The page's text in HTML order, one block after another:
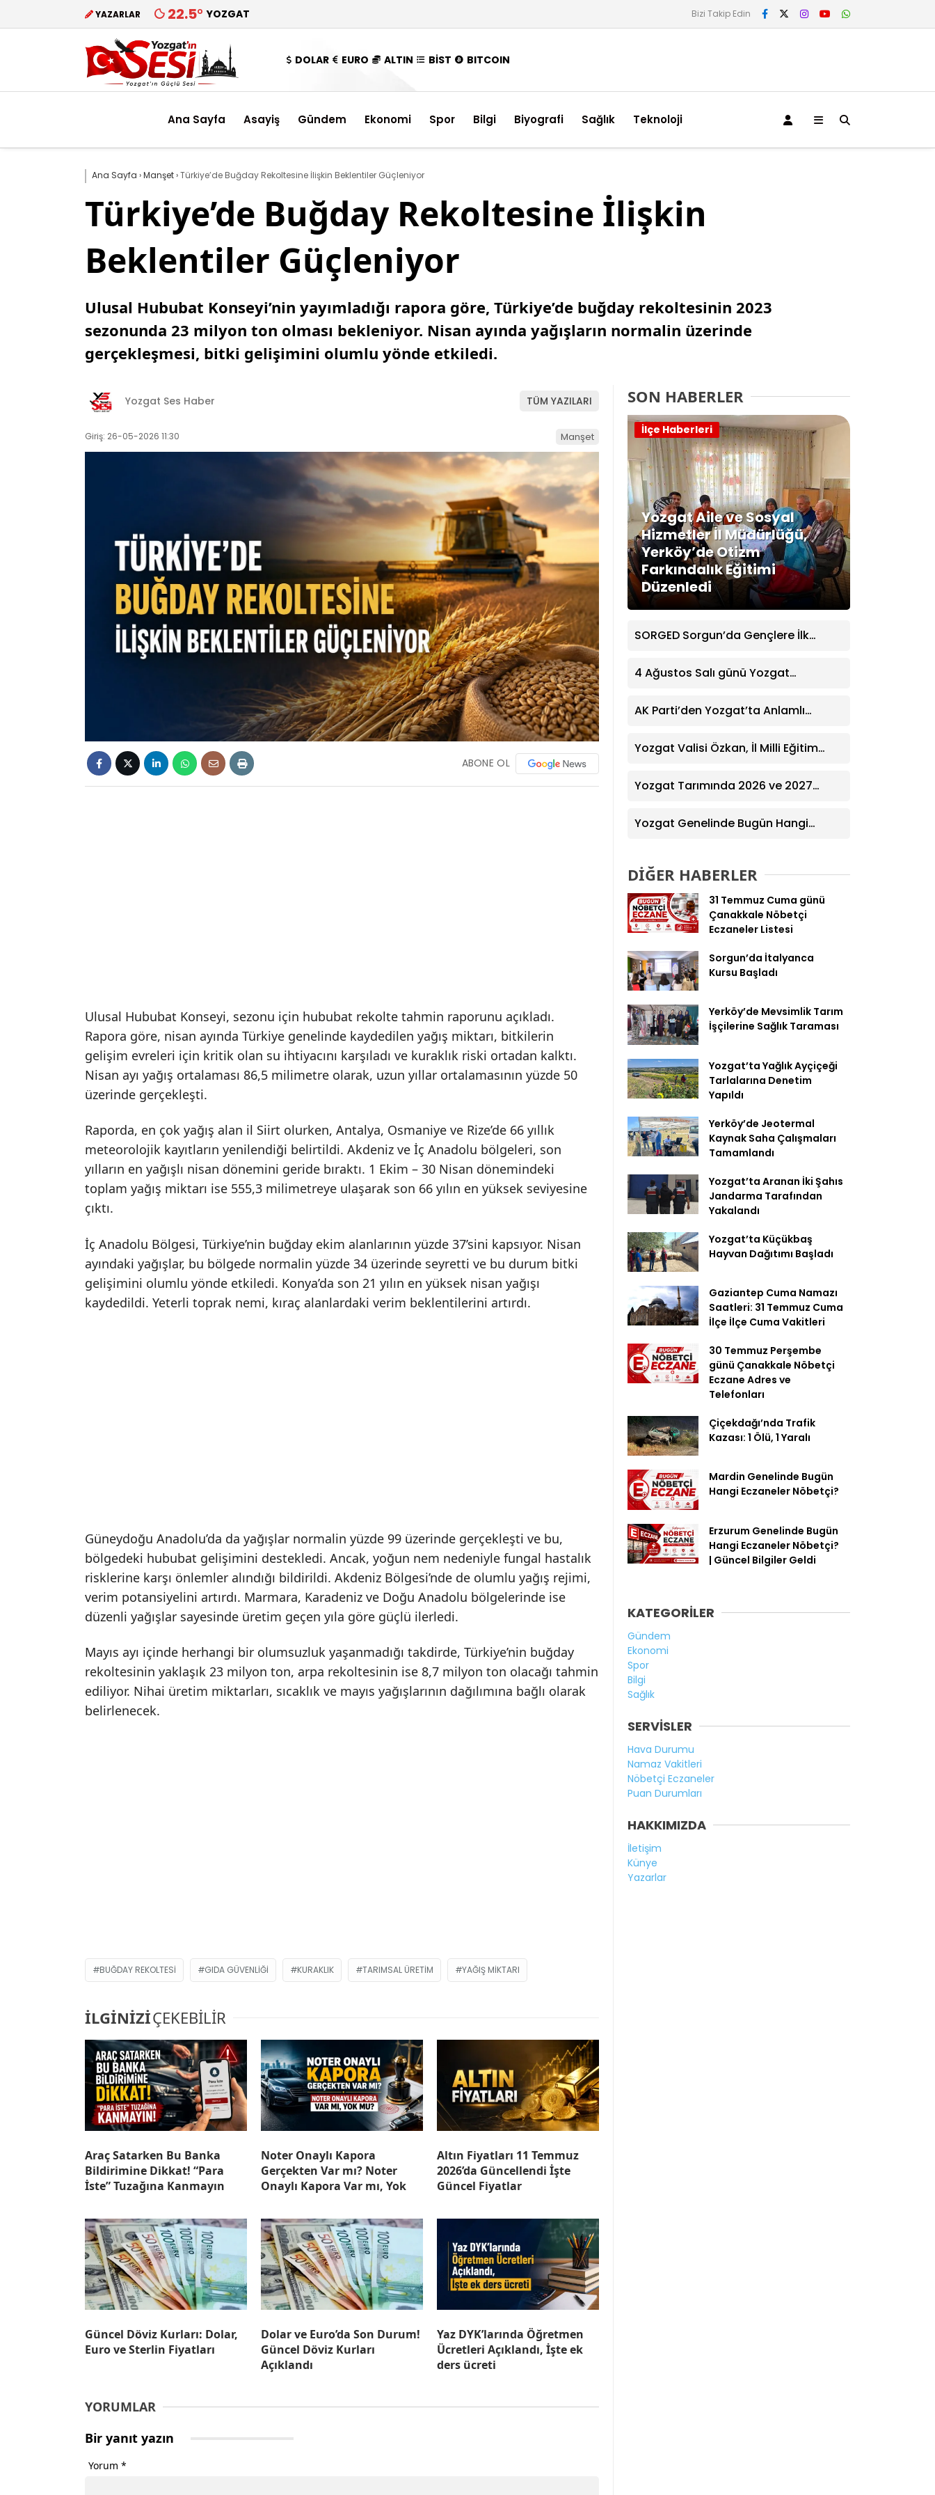
YAZARLAR 22.5° YOZGAT Bizi Takip Edin
DOLAR EURO ALTIN BİST BITCOIN
Ana Sayfa Asayiş Gündem Ekonomi Spor Bilgi Biyografi Sağlık Teknoloji
Ana Sayfa ›Manşet›Türkiye’de Buğday Rekoltesine İlişkin Beklentiler Güçleniyor
Türkiye’de Buğday Rekoltesine İlişkin
Beklentiler Güçleniyor
Ulusal Hububat Konseyi’nin yayımladığı rapora göre, Türkiye’de buğday rekoltesinin 2023
sezonunda 23 milyon ton olması bekleniyor. Nisan ayında yağışların normalin üzerinde
gerçekleşmesi, bitki gelişimini olumlu yönde etkiledi.
Yozgat Ses Haber TÜM YAZILARI
Giriş: 26-05-2026 11:30 Manşet
ABONE OL
Ulusal Hububat Konseyi, sezonu için hububat rekolte tahmin raporunu açıkladı.
Rapora göre, nisan ayında Türkiye genelinde kaydedilen yağış miktarı, bitkilerin
gelişim evreleri için kritik olan su ihtiyacını karşıladı ve kuraklık riski ortadan kalktı.
Nisan ayı yağış ortalaması 86,5 milimetre olarak, uzun yıllar ortalamasının yüzde 50
üzerinde gerçekleşti.
Raporda, en çok yağış alan il Siirt olurken, Antalya, Osmaniye ve Rize’de 66 yıllık
meteorolojik kayıtların yenilendiği belirtildi. Akdeniz ve İç Anadolu bölgeleri, son
yılların en yağışlı nisan dönemini geride bıraktı. 1 Ekim – 30 Nisan dönemindeki
toplam yağış miktarı ise 555,3 milimetreye ulaşarak son 66 yılın en yüksek seviyesine
çıktı.
İç Anadolu Bölgesi, Türkiye’nin buğday ekim alanlarının yüzde 37’sini kapsıyor. Nisan
ayındaki yağışlar, bu bölgede normalin yüzde 34 üzerinde seyretti ve bu durum bitki
gelişimini olumlu yönde etkiledi. Konya’da son 21 yılın en yüksek nisan yağışı
kaydedildi. Yeterli toprak nemi, kıraç alanlardaki verim beklentilerini artırdı.
Güneydoğu Anadolu’da da yağışlar normalin yüzde 99 üzerinde gerçekleşti ve bu,
bölgedeki hububat gelişimini destekledi. Ancak, yoğun nem nedeniyle fungal hastalık
risklerine karşı önlemler alındığı bildirildi. Akdeniz Bölgesi’nde de olumlu yağış rejimi,
verim potansiyelini artırdı. Marmara, Karadeniz ve Doğu Anadolu bölgelerinde ise
düzenli yağışlar sayesinde üretim geçen yıla göre güçlü ilerledi.
Mayıs ayı içinde herhangi bir olumsuzluk yaşanmadığı takdirde, Türkiye’nin buğday
rekoltesinin yaklaşık 23 milyon ton, arpa rekoltesinin ise 8,7 milyon ton olacağı tahmin
ediliyor. Nihai üretim miktarları, sıcaklık ve mayıs yağışlarının dağılımına bağlı olarak
belirlenecek.
BUĞDAY REKOLTESI GIDA GÜVENLIĞI KURAKLIK TARIMSAL ÜRETIM YAĞIŞ MIKTARI
İLGİNİZİÇEKEBİLİR
Araç Satarken Bu Banka
Bildirimine Dikkat! “Para
İste” Tuzağına Kanmayın
Noter Onaylı Kapora
Gerçekten Var mı? Noter
Onaylı Kapora Var mı, Yok
Altın Fiyatları 11 Temmuz
2026’da Güncellendi İşte
Güncel Fiyatlar
Güncel Döviz Kurları: Dolar,
Euro ve Sterlin Fiyatları
Dolar ve Euro’da Son Durum!
Güncel Döviz Kurları
Açıklandı
Yaz DYK’larında Öğretmen
Ücretleri Açıklandı, İşte ek
ders ücreti
YORUMLAR
Bir yanıt yazın
Yorum *
SON HABERLER
Yozgat Aile ve Sosyal
Hizmetler İl Müdürlüğü,
Yerköy’de Otizm
Farkındalık Eğitimi
Düzenledi
İlçe Haberleri
SORGED Sorgun’da Gençlere İlk
4 Ağustos Salı günü Yozgat
Eczane
AK Parti’den Yozgat’ta Anlamlı
Dernek Üyeleriyle Buluştu
Yozgat Valisi Özkan, İl Milli Eğitim
Yozgat Tarımında 2026 ve 2027
Yozgat Genelinde Bugün Hangi
DİĞER HABERLER
31 Temmuz Cuma günü
Çanakkale Nöbetçi
Eczaneler Listesi
Sorgun’da İtalyanca
Kursu Başladı
Yerköy’de Mevsimlik Tarım
İşçilerine Sağlık Taraması
Yozgat’ta Yağlık Ayçiçeği
Tarlalarına Denetim
Yapıldı
Yerköy’de Jeotermal
Kaynak Saha Çalışmaları
Tamamlandı
Yozgat’ta Aranan İki Şahıs
Jandarma Tarafından
Yakalandı
Yozgat’ta Küçükbaş
Hayvan Dağıtımı Başladı
Gaziantep Cuma Namazı
Saatleri: 31 Temmuz Cuma
İlçe İlçe Cuma Vakitleri
30 Temmuz Perşembe
günü Çanakkale Nöbetçi
Eczane Adres ve
Telefonları
Çiçekdağı’nda Trafik
Kazası: 1 Ölü, 1 Yaralı
Mardin Genelinde Bugün
Hangi Eczaneler Nöbetçi?
Erzurum Genelinde Bugün
Hangi Eczaneler Nöbetçi?
| Güncel Bilgiler Geldi
KATEGORİLER
Gündem
Ekonomi
Spor
Bilgi
Sağlık
SERVİSLER
Hava Durumu
Namaz Vakitleri
Nöbetçi Eczaneler
Puan Durumları
HAKKIMIZDA
İletişim
Künye
Yazarlar